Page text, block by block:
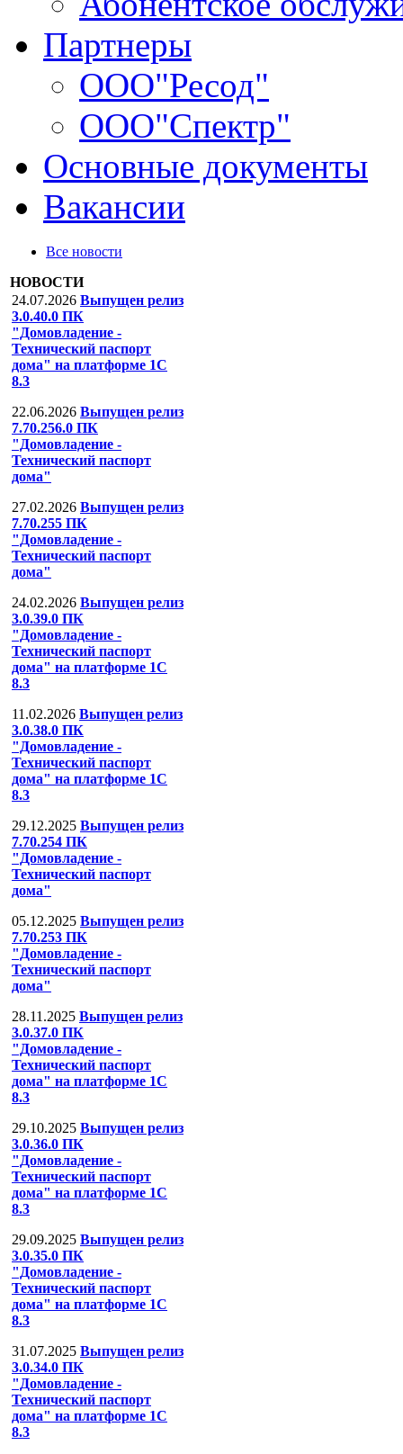
Партнеры
ООО"Ресод"
ООО"Спектр"
Основные документы
Вакансии
Все новости
НОВОСТИ
24.07.2026 Выпущен релиз
3.0.40.0 ПК
"Домовладение -
Технический паспорт
дома" на платформе 1С
8.3
22.06.2026 Выпущен релиз
7.70.256.0 ПК
"Домовладение -
Технический паспорт
дома"
27.02.2026 Выпущен релиз
7.70.255 ПК
"Домовладение -
Технический паспорт
дома"
24.02.2026 Выпущен релиз
3.0.39.0 ПК
"Домовладение -
Технический паспорт
дома" на платформе 1С
8.3
11.02.2026 Выпущен релиз
3.0.38.0 ПК
"Домовладение -
Технический паспорт
дома" на платформе 1С
8.3
29.12.2025 Выпущен релиз
7.70.254 ПК
"Домовладение -
Технический паспорт
дома"
05.12.2025 Выпущен релиз
7.70.253 ПК
"Домовладение -
Технический паспорт
дома"
28.11.2025 Выпущен релиз
3.0.37.0 ПК
"Домовладение -
Технический паспорт
дома" на платформе 1С
8.3
29.10.2025 Выпущен релиз
3.0.36.0 ПК
"Домовладение -
Технический паспорт
дома" на платформе 1С
8.3
29.09.2025 Выпущен релиз
3.0.35.0 ПК
"Домовладение -
Технический паспорт
дома" на платформе 1С
8.3
31.07.2025 Выпущен релиз
3.0.34.0 ПК
"Домовладение -
Технический паспорт
дома" на платформе 1С
8.3